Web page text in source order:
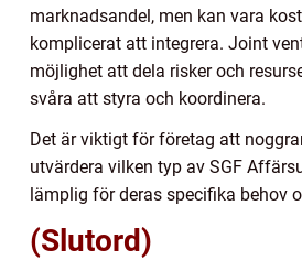
marknadsandel, men kan vara
komplicerat att integrera. Joint
möjlighet att dela risker och
svåra att styra och koordinera.
Det är viktigt för företag att
utvärdera vilken typ av SGF
lämplig för deras specifika behov
(Slutord)